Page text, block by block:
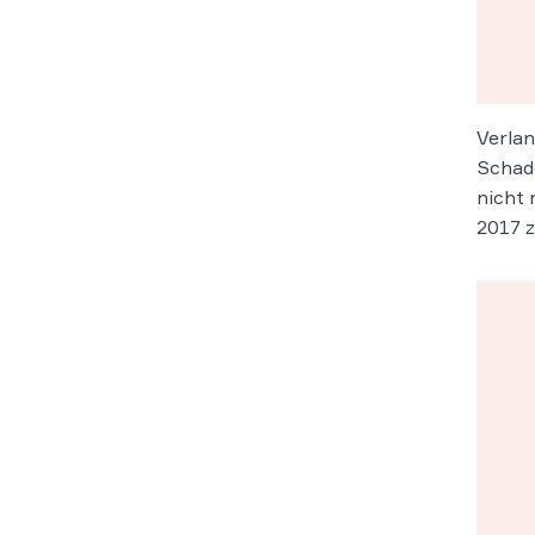
nicht
2017